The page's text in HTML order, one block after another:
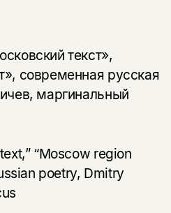
текст»,
современная русская
маргинальный
“Moscow region
poetry, Dmitry